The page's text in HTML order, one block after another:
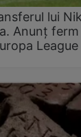
lui
Anunț
League